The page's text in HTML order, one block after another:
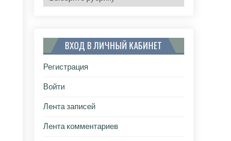
ВХОД В ЛИЧНЫЙ КАБИНЕТ
Регистрация
Войти
Лента записей
Лента комментариев